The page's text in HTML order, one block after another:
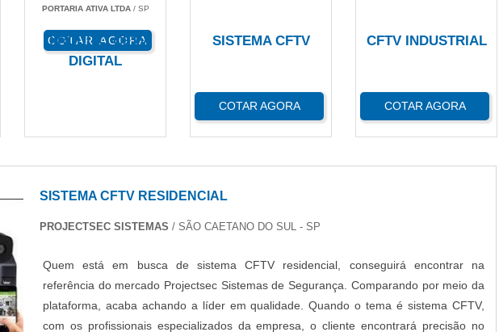
PORTARIA ATIVA LTDA/ SP
CIRCUITO CFTV
DIGITAL
COTAR AGORA SISTEMA CFTV
COTAR AGORA
CFTV INDUSTRIAL
COTAR AGORA
SISTEMA CFTV RESIDENCIAL
PROJECTSEC SISTEMAS / SÃO CAETANO DO SUL - SP
Quem está em busca de sistema CFTV residencial, conseguirá encontrar na
referência do mercado Projectsec Sistemas de Segurança. Comparando por meio da
plataforma, acaba achando a líder em qualidade. Quando o tema é sistema CFTV,
com os profissionais especializados da empresa, o cliente encontrará precisão no